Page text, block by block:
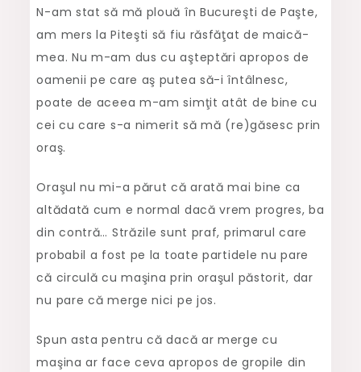
N-am stat să mă plouă în Bucureşti de Paşte,
am mers la Piteşti să fiu răsfăţat de maică-
mea. Nu m-am dus cu aşteptări apropos de
oamenii pe care aş putea să-i întâlnesc,
poate de aceea m-am simţit atât de bine cu
cei cu care s-a nimerit să mă (re)găsesc prin
oraş.
Oraşul nu mi-a părut că arată mai bine ca
altădată cum e normal dacă vrem progres, ba
din contră… Străzile sunt praf, primarul care
probabil a fost pe la toate partidele nu pare
că circulă cu maşina prin oraşul păstorit, dar
nu pare că merge nici pe jos.
Spun asta pentru că dacă ar merge cu
maşina ar face ceva apropos de gropile din